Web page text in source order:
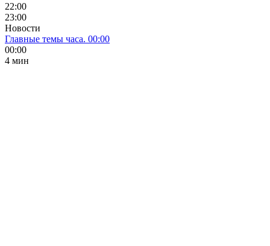
22:00
23:00
Новости
Главные темы часа. 00:00
00:00
4 мин